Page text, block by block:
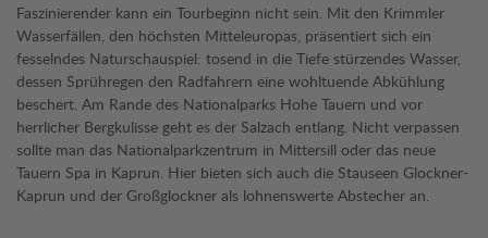
Faszinierender kann ein Tourbeginn nicht sein. Mit den Krimmler
Wasserfällen, den höchsten Mitteleuropas, präsentiert sich ein
fesselndes Naturschauspiel: tosend in die Tiefe stürzendes Wasser,
dessen Sprühregen den Radfahrern eine wohltuende Abkühlung
beschert. Am Rande des Nationalparks Hohe Tauern und vor
herrlicher Bergkulisse geht es der Salzach entlang. Nicht verpassen
sollte man das Nationalparkzentrum in Mittersill oder das neue
Tauern Spa in Kaprun. Hier bieten sich auch die Stauseen Glockner-
Kaprun und der Großglockner als lohnenswerte Abstecher an.